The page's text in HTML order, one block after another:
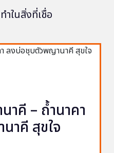
ำในสิ่งที่เชื่อ
าคี – ถ้ำนาคา
าคี สุขใจ